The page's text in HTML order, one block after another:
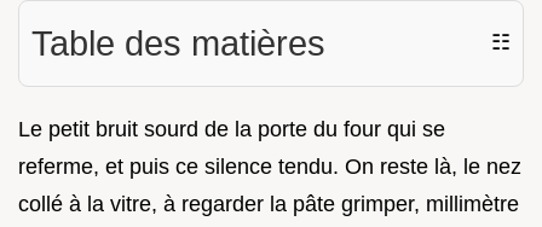
Table des matières ☷
Le petit bruit sourd de la porte du four qui se
referme, et puis ce silence tendu. On reste là, le nez
collé à la vitre, à regarder la pâte grimper, millimètre